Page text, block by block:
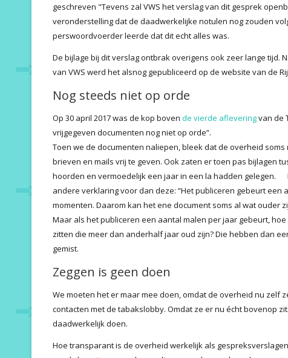
geschreven "Tevens zal VWS het verslag van dit gesprek
veronderstelling dat de daadwerkelijke notulen nog zouden
perswoordvoerder leerde dat dit echt alles was.
De bijlage bij dit verslag ontbrak overigens ook zeer lange tijd.
van VWS werd het alsnog gepubliceerd op de website van de
Nog steeds niet op orde
Op 30 april 2017 was de kop boven de vierde afleveringvan de
vrijgegeven documenten nog niet op orde”.
Toen we de documenten naliepen, bleek dat de overheid
brieven en mails vrij te geven. Ook zaten er toen pas bijlagen
hoorden en vermoedelijk een jaar in een la hadden gelegen.
andere verklaring voor dan deze: “Het publiceren gebeurt een
momenten. Daarom kan het ene document soms al wat ouder
Maar als het publiceren een aantal malen per jaar gebeurt,
zitten die meer dan anderhalf jaar oud zijn? Die hebben dan
gemist.
Zeggen is geen doen
We moeten het er maar mee doen, omdat de overheid nu zelf
contacten met de tabakslobby. Omdat ze er nu écht bovenop
daadwerkelijk doen.
Hoe transparant is de overheid werkelijk als